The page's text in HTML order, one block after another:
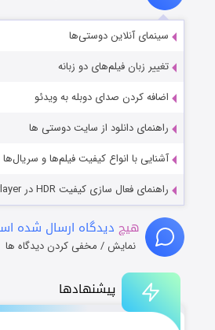
پیشنهادها
سینمای آنلاین دوستی‌ها
تغییر زبان فیلم‌های دو زبانه
اضافه کردن صدای دوبله به ویدئو
راهنمای دانلود از سایت دوستی ها
آشنایی با انواع کیفیت فیلم‌ها و سریال‌ها
راهنمای فعال سازی کیفیت HDR در PotPlayer
هیچ دیدگاه ارسال شده
نمایش / مخفی کردن دیدگاه ها